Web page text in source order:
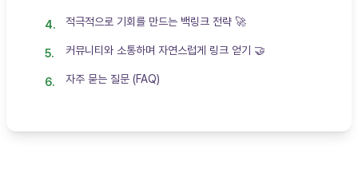
적극적으로 기회를 만드는 백링크 전략 🚀
커뮤니티와 소통하며 자연스럽게 링크 얻기 🤝
자주 묻는 질문 (FAQ)